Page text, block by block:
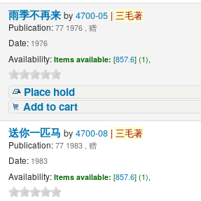
雨季不再来by4700-05 | 三毛著
Publication: 77 1976 , 赠
Date: 1976
Availability: Items available: [857.6] (1),
Place hold
Add to cart
送你一匹马by4700-08 | 三毛著
Publication: 77 1983 , 赠
Date: 1983
Availability: Items available: [857.6] (1),